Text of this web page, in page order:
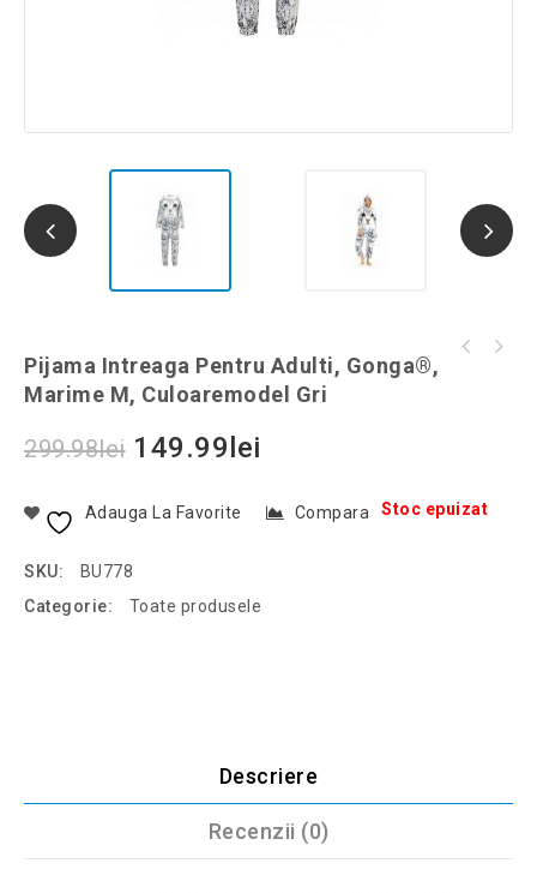
Pijama Intreaga Pentru Adulti, Gonga®,
Marime M, Culoaremodel Gri
299.98lei 149.99 lei
Stoc epuizat
Adauga La Favorite Compara
SKU:
BU778
Categorie:
Toate produsele
Descriere
Recenzii (0)